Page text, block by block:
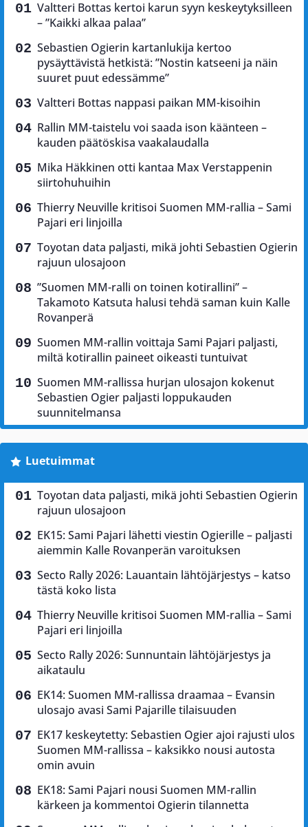
Valtteri Bottas kertoi karun syyn keskeytyksilleen
– ”Kaikki alkaa palaa”
Sebastien Ogierin kartanlukija kertoo
pysäyttävistä hetkistä: ”Nostin katseeni ja näin
suuret puut edessämme”
Valtteri Bottas nappasi paikan MM-kisoihin
Rallin MM-taistelu voi saada ison käänteen –
kauden päätöskisa vaakalaudalla
Mika Häkkinen otti kantaa Max Verstappenin
siirtohuhuihin
Thierry Neuville kritisoi Suomen MM-rallia – Sami
Pajari eri linjoilla
Toyotan data paljasti, mikä johti Sebastien Ogierin
rajuun ulosajoon
”Suomen MM-ralli on toinen kotirallini” –
Takamoto Katsuta halusi tehdä saman kuin Kalle
Rovanperä
Suomen MM-rallin voittaja Sami Pajari paljasti,
miltä kotirallin paineet oikeasti tuntuivat
Suomen MM-rallissa hurjan ulosajon kokenut
Sebastien Ogier paljasti loppukauden
suunnitelmansa
Luetuimmat
Toyotan data paljasti, mikä johti Sebastien Ogierin
rajuun ulosajoon
EK15: Sami Pajari lähetti viestin Ogierille – paljasti
aiemmin Kalle Rovanperän varoituksen
Secto Rally 2026: Lauantain lähtöjärjestys – katso
tästä koko lista
Thierry Neuville kritisoi Suomen MM-rallia – Sami
Pajari eri linjoilla
Secto Rally 2026: Sunnuntain lähtöjärjestys ja
aikataulu
EK14: Suomen MM-rallissa draamaa – Evansin
ulosajo avasi Sami Pajarille tilaisuuden
EK17 keskeytetty: Sebastien Ogier ajoi rajusti ulos
Suomen MM-rallissa – kaksikko nousi autosta
omin avuin
EK18: Sami Pajari nousi Suomen MM-rallin
kärkeen ja kommentoi Ogierin tilannetta